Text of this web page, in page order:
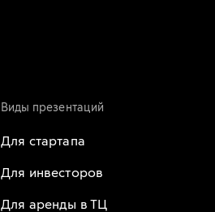
Виды презентаций
Для стартапа
Для инвесторов
Для аренды в ТЦ